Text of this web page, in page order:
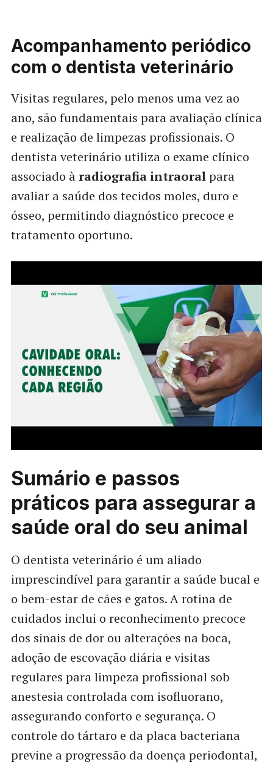
Acompanhamento periódico
com o dentista veterinário
Visitas regulares, pelo menos uma vez ao
ano, são fundamentais para avaliação clínica
e realização de limpezas profissionais. O
dentista veterinário utiliza o exame clínico
associado àradiografia intraoralpara
avaliar a saúde dos tecidos moles, duro e
ósseo, permitindo diagnóstico precoce e
tratamento oportuno.
Sumário e passos
práticos para assegurar a
saúde oral do seu animal
O dentista veterinário é um aliado
imprescindível para garantir a saúde bucal e
o bem-estar de cães e gatos. A rotina de
cuidados inclui o reconhecimento precoce
dos sinais de dor ou alterações na boca,
adoção de escovação diária e visitas
regulares para limpeza profissional sob
anestesia controlada com isofluorano,
assegurando conforto e segurança. O
controle do tártaro e da placa bacteriana
previne a progressão da doença periodontal,